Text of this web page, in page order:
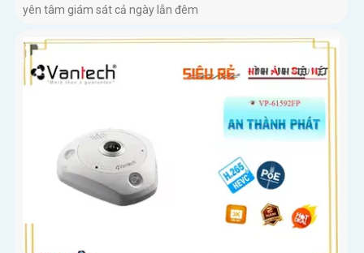
yên tâm giám sát cả ngày lẫn đêm